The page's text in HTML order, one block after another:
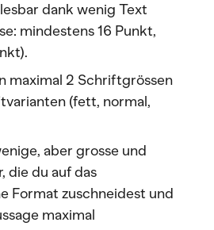
dank wenig Text
mindestens 16 Punkt,
maximal 2 Schriftgrössen
(fett, normal,
aber grosse und
die du auf das
Format zuschneidest und
maximal